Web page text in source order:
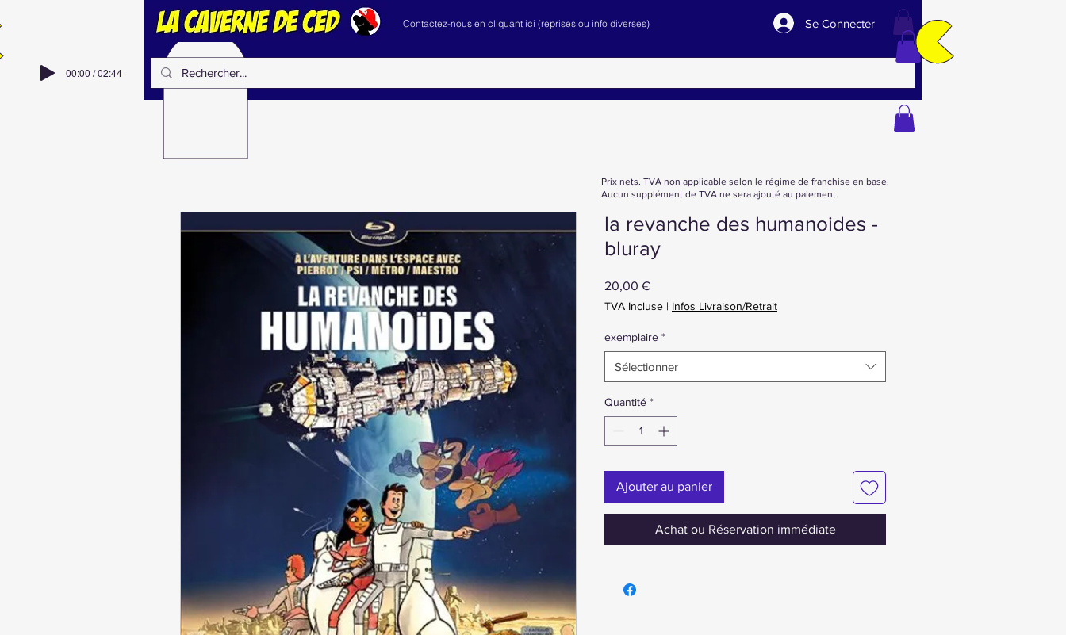
00:00 / 02:44
Contactez-nous en cliquant ici (reprises ou info diverses) Se Connecter
la revanche des humanoides -
bluray
20,00 €Prix
TVA Incluse | Infos Livraison/Retrait
exemplaire *
Sélectionner
Quantité *
Ajouter au panier
Achat ou Réservation immédiate
Prix nets. TVA non applicable selon le régime de franchise en base.
Aucun supplément de TVA ne sera ajouté au paiement.